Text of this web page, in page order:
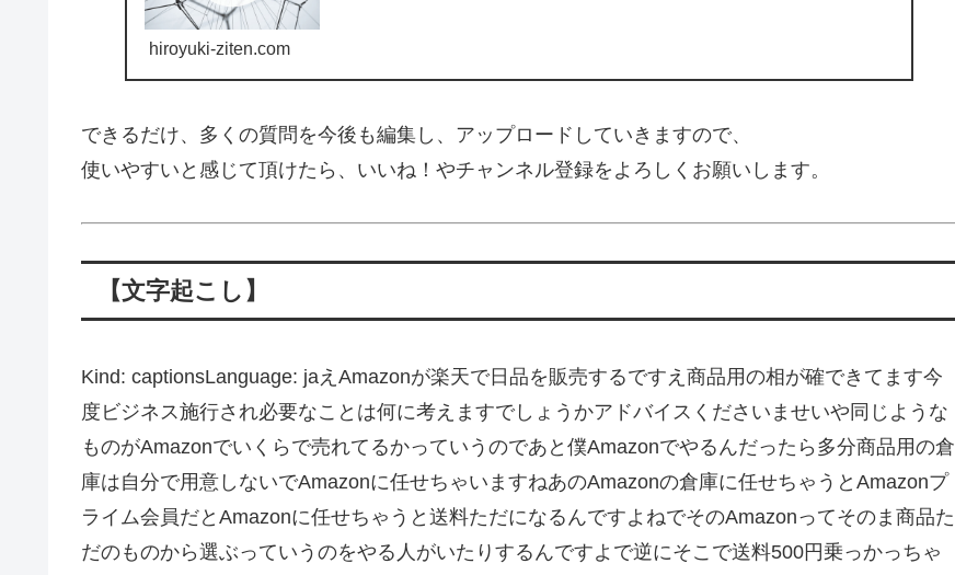
hiroyuki-ziten.com
できるだけ、多くの質問を今後も編集し、アップロードしていきますので、
使いやすいと感じて頂けたら、いいね！やチャンネル登録をよろしくお願いします。
【文字起こし】
Kind: captionsLanguage: jaえAmazonが楽天で日品を販売するですえ商品用の相が確できてます今
度ビジネス施行され必要なことは何に考えますでしょうかアドバイスくださいませいや同じような
ものがAmazonでいくらで売れてるかっていうのであと僕Amazonでやるんだったら多分商品用の倉
庫は自分で用意しないでAmazonに任せちゃいますねあのAmazonの倉庫に任せちゃうとAmazonプ
ライム会員だとAmazonに任せちゃうと送料ただになるんですよねでそのAmazonってそのま商品た
だのものから選ぶっていうのをやる人がいたりするんですよで逆にそこで送料500円乗っかっちゃ